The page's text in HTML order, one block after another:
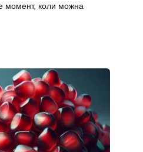
момент, коли можна